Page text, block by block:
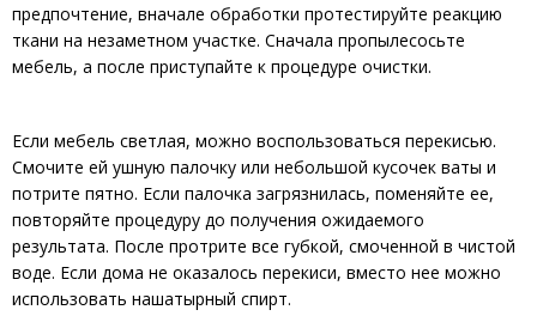
предпочтение, вначале обработки протестируйте реакцию
ткани на незаметном участке. Сначала пропылесосьте
мебель, а после приступайте к процедуре очистки.
Если мебель светлая, можно воспользоваться перекисью.
Смочите ей ушную палочку или небольшой кусочек ваты и
потрите пятно. Если палочка загрязнилась, поменяйте ее,
повторяйте процедуру до получения ожидаемого
результата. После протрите все губкой, смоченной в чистой
воде. Если дома не оказалось перекиси, вместо нее можно
использовать нашатырный спирт.